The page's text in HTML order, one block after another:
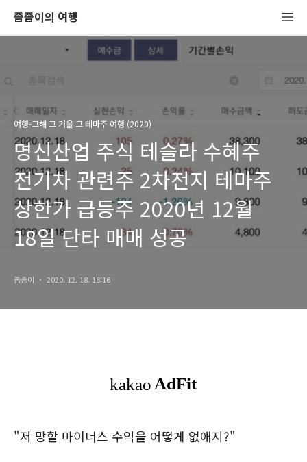
좀좀이의 여행
여행-그해 그 겨울 그 테마주 여행 (2020)
명신산업 주식 테슬라 수혜주
전기차 관련주 2차전지 테마주
상한가 급등주 2020년 12월
18일 단타 매매 성공
좀좀이 2020. 12. 18. 18:16
"저 망할 마이너스 수익을 어떻게 없애지?"